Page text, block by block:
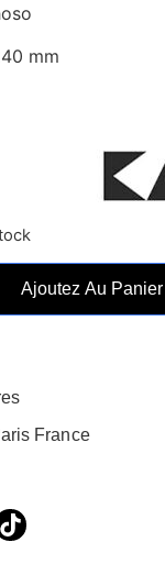
mm
Ajoutez Au Panier
France